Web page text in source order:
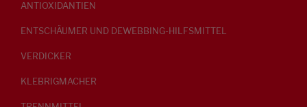
ANTIOXIDANTIEN
ENTSCHÄUMER UND DEWEBBING-HILFSMITTEL
VERDICKER
KLEBRIGMACHER